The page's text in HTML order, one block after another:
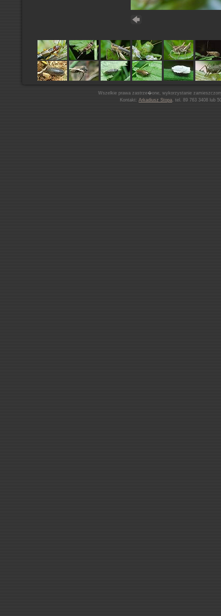
Wszelkie prawa zastrze�one, wykorzystanie
Kontakt: Arkadiusz Stopa, tel. 89 763 3408 lub